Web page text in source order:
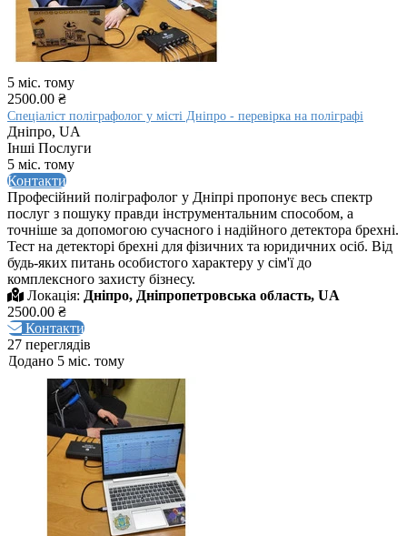
5 міс. тому
2500.00 ₴
Спеціаліст поліграфолог у місті Дніпро - перевірка на поліграфі
Дніпро, UA
Інші Послуги
5 міс. тому
Контакти
Професійний поліграфолог у Дніпрі пропонує весь спектр
послуг з пошуку правди інструментальним способом, а
точніше за допомогою сучасного і надійного детектора брехні.
Тест на детекторі брехні для фізичних та юридичних осіб. Від
будь-яких питань особистого характеру у сім'ї до
комплексного захисту бізнесу.
Локація: Дніпро, Дніпропетровська область, UA
2500.00 ₴
Контакти
27 переглядів
Додано 5 міс. тому